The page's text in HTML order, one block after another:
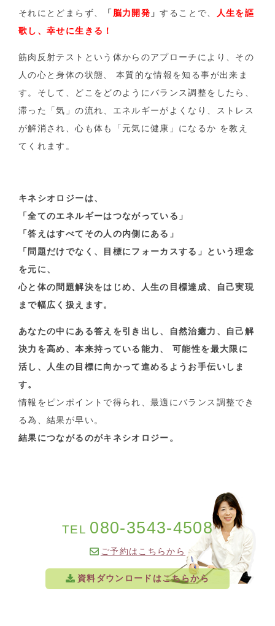
それにとどまらず、 「 脳力開発 」することで、
人生を謳
歌し、幸せに生きる！
筋肉反射テストという体からのアプローチにより、その
人の心と身体の状態、 本質的な情報を知る事が出来ま
す。そして、どこをどのようにバランス調整をしたら、
滞った「気」の流れ、エネルギーがよくなり、ストレス
が解消され、心も体も「元気に健康」になるか を教え
てくれます。
キネシオロジーは、
「全てのエネルギーはつながっている」
「答えはすべてその人の内側にある」
「問題だけでなく、目標にフォーカスする」という理念
を元に、
心と体の問題解決をはじめ、人生の目標達成、自己実現
まで幅広く扱えます。
あなたの中にある答えを引き出し、自然治癒力、自己解
決力を高め、本来持っている能力、 可能性を最大限に
活し、人生の目標に向かって進めるようお手伝いしま
す。
情報をピンポイントで得られ、最適にバランス調整でき
る為、結果が早い。
結果につながるのがキネシオロジー。
TEL 080-3543-4508
ご予約はこちらから
資料ダウンロードはこちらから